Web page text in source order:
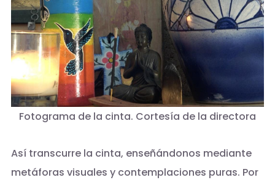
Fotograma de la cinta. Cortesía de la directora
Así transcurre la cinta, enseñándonos mediante
metáforas visuales y contemplaciones puras. Por